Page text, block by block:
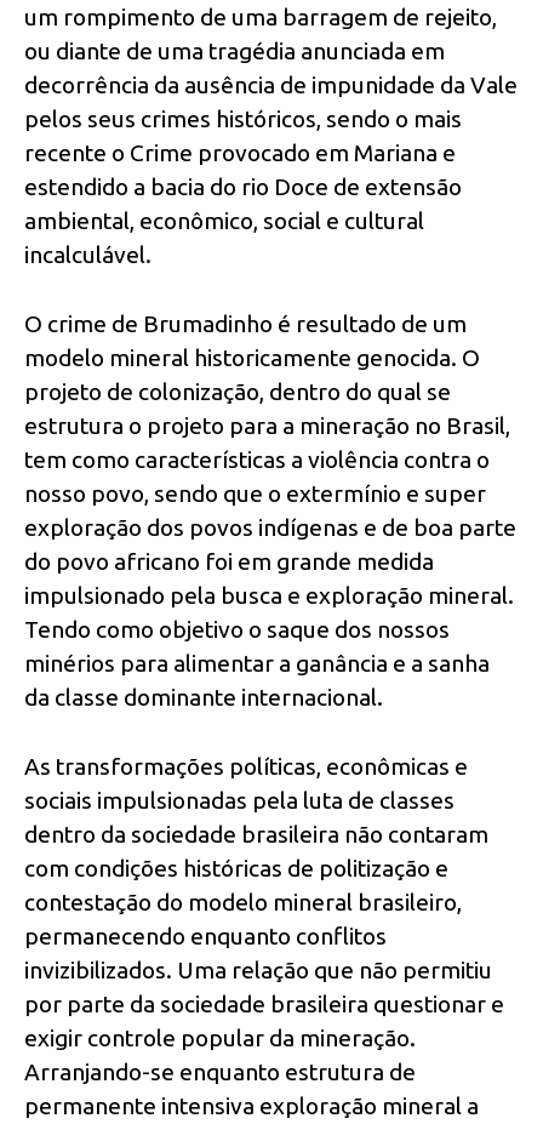
um rompimento de uma barragem de rejeito,
ou diante de uma tragédia anunciada em
decorrência da ausência de impunidade da Vale
pelos seus crimes históricos, sendo o mais
recente o Crime provocado em Mariana e
estendido a bacia do rio Doce de extensão
ambiental, econômico, social e cultural
incalculável.
O crime de Brumadinho é resultado de um
modelo mineral historicamente genocida. O
projeto de colonização, dentro do qual se
estrutura o projeto para a mineração no Brasil,
tem como características a violência contra o
nosso povo, sendo que o extermínio e super
exploração dos povos indígenas e de boa parte
do povo africano foi em grande medida
impulsionado pela busca e exploração mineral.
Tendo como objetivo o saque dos nossos
minérios para alimentar a ganância e a sanha
da classe dominante internacional.
As transformações políticas, econômicas e
sociais impulsionadas pela luta de classes
dentro da sociedade brasileira não contaram
com condições históricas de politização e
contestação do modelo mineral brasileiro,
permanecendo enquanto conflitos
invizibilizados. Uma relação que não permitiu
por parte da sociedade brasileira questionar e
exigir controle popular da mineração.
Arranjando-se enquanto estrutura de
permanente intensiva exploração mineral a